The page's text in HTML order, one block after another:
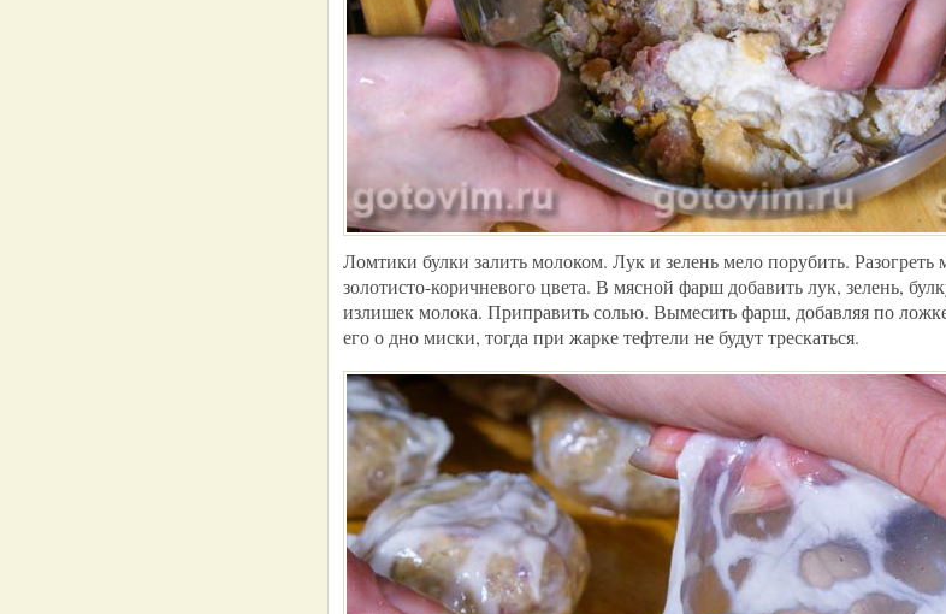
Ломтики булки залить молоком. Лук и зелень мело порубить.
золотисто-коричневого цвета. В мясной фарш добавить лук, зелень,
излишек молока. Приправить солью. Вымесить фарш, добавляя по
его о дно миски, тогда при жарке тефтели не будут трескаться.